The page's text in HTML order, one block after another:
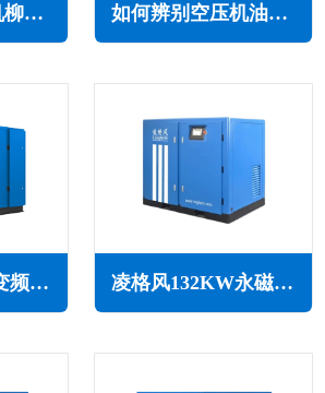
如何防止空压机柳絮堵塞(防止空压机柳絮堵塞的措施) 如何辨别空压机油的质量(鉴别方法与建议)
凌格风132KW变频空压机LSV系列 凌格风132KW永磁变频无油水润滑空压机LSW PM系列